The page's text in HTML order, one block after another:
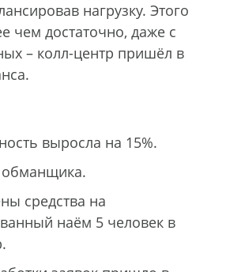
нагрузку. Этого
чем достаточно, даже с
– колл-центр пришёл в
выросла на 15%.
средства на
наём 5 человек в